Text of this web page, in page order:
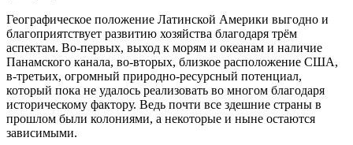
Географическое положение Латинской Америки выгодно и
благоприятствует развитию хозяйства благодаря трём
аспектам. Во-первых, выход к морям и океанам и наличие
Панамского канала, во-вторых, близкое расположение США,
в-третьих, огромный природно-ресурсный потенциал,
который пока не удалось реализовать во многом благодаря
историческому фактору. Ведь почти все здешние страны в
прошлом были колониями, а некоторые и ныне остаются
зависимыми.